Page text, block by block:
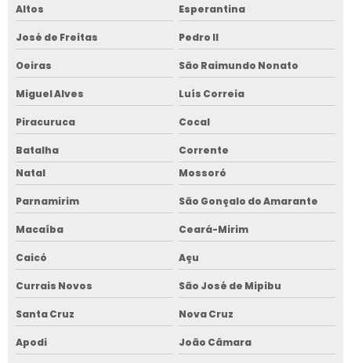
Altos Esperantina
José de Freitas Pedro II
Oeiras São Raimundo Nonato
Miguel Alves Luís Correia
Piracuruca Cocal
Batalha
Corrente
Natal
Mossoró
Parnamirim São Gonçalo do Amarante
Macaíba Ceará-Mirim
Caicó Açu
Currais Novos São José de Mipibu
Santa Cruz Nova Cruz
Apodi João Câmara